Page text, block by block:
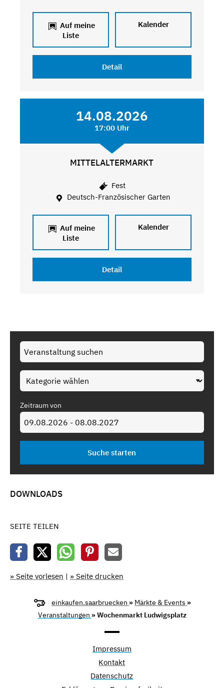
Auf meine
Liste
Kalender
Detail
14.08.2026
17:00 Uhr
MITTELALTERMARKT
Fest
Deutsch-Französischer Garten
Auf meine
Liste
Kalender
Detail
Zeitraum von
DOWNLOADS
SEITE TEILEN
» Seite vorlesen | » Seite drucken
einkaufen.saarbruecken » Märkte & Events »
Veranstaltungen » Wochenmarkt Ludwigsplatz
Impressum
Kontakt
Datenschutz